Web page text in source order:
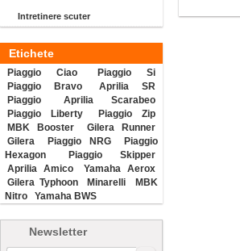
Intretinere scuter
Etichete
Piaggio Ciao
Piaggio Si
Piaggio Bravo
Aprilia SR
Piaggio
Aprilia Scarabeo
Piaggio Liberty
Piaggio Zip
MBK Booster
Gilera Runner
Gilera
Piaggio NRG
Piaggio
Hexagon
Piaggio Skipper
Aprilia Amico
Yamaha Aerox
Gilera Typhoon
Minarelli
MBK
Nitro
Yamaha BWS
Newsletter